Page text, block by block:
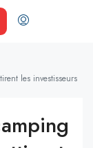
les investisseurs